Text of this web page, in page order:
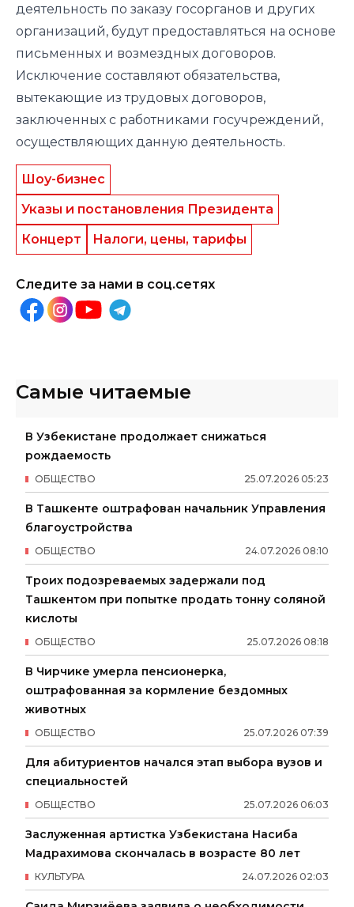
деятельность по заказу госорганов и других
организаций, будут предоставляться на основе
письменных и возмездных договоров.
Исключение составляют обязательства,
вытекающие из трудовых договоров,
заключенных с работниками госучреждений,
осуществляющих данную деятельность.
Шоу-бизнес
Указы и постановления Президента
Концерт
Налоги, цены, тарифы
Следите за нами в соц.сетях
Самые читаемые
В Узбекистане продолжает снижаться
рождаемость
25.07.2026 05:23
ОБЩЕСТВО
В Ташкенте оштрафован начальник Управления
благоустройства
24.07.2026 08:10
ОБЩЕСТВО
Троих подозреваемых задержали под
Ташкентом при попытке продать тонну соляной
кислоты
25.07.2026 08:18
ОБЩЕСТВО
В Чирчике умерла пенсионерка,
оштрафованная за кормление бездомных
животных
25.07.2026 07:39
ОБЩЕСТВО
Для абитуриентов начался этап выбора вузов и
специальностей
25.07.2026 06:03
ОБЩЕСТВО
Заслуженная артистка Узбекистана Насиба
Мадрахимова скончалась в возрасте 80 лет
24.07.2026 02:03
КУЛЬТУРА